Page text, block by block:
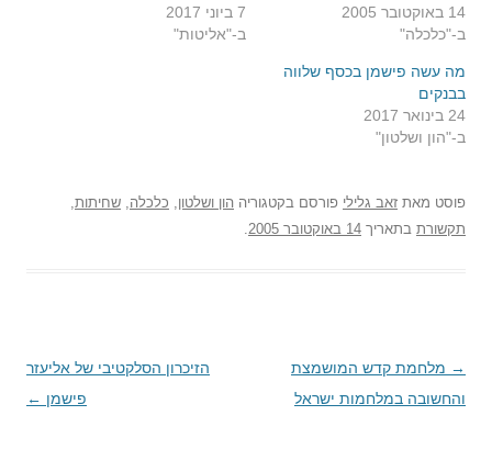
14 באוקטובר 2005
ב-"כלכלה"
7 ביוני 2017
ב-"אליטות"
מה עשה פישמן בכסף שלווה
בבנקים
24 בינואר 2017
ב-"הון ושלטון"
פוסט מאת זאב גלילי פורסם בקטגוריה הון ושלטון כלכלה שחיתות
תקשורת בתאריך 14 באוקטובר 2005
ניווט
בפוסטים
→ מלחמת קדש המושמצת
והחשובה במלחמות ישראל
הזיכרון הסלקטיבי של אליעזר
פישמן ←